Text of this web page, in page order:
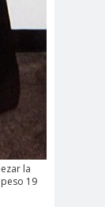
la
19